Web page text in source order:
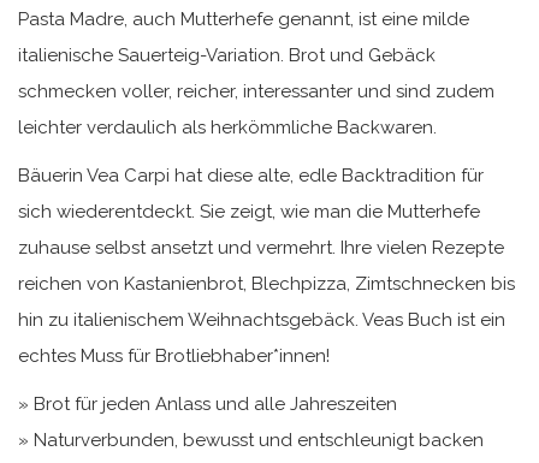
Pasta Madre, auch Mutterhefe genannt, ist eine milde
italienische Sauerteig-Variation. Brot und Gebäck
schmecken voller, reicher, interessanter und sind zudem
leichter verdaulich als herkömmliche Backwaren.
Bäuerin Vea Carpi hat diese alte, edle Backtradition für
sich wiederentdeckt. Sie zeigt, wie man die Mutterhefe
zuhause selbst ansetzt und vermehrt. Ihre vielen Rezepte
reichen von Kastanienbrot, Blechpizza, Zimtschnecken bis
hin zu italienischem Weihnachtsgebäck. Veas Buch ist ein
echtes Muss für Brotliebhaber*innen!
» Brot für jeden Anlass und alle Jahreszeiten
» Naturverbunden, bewusst und entschleunigt backen